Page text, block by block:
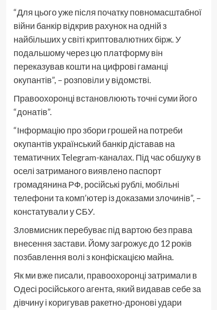
“Для цього уже після початку повномасштабної
війни банкір відкрив рахунок на одній з
найбільших у світі криптовалютних бірж. У
подальшому через цю платформу він
переказував кошти на цифрові гаманці
окупантів”, – розповіли у відомстві.
Правоохоронці встановлюють точні суми його
“донатів”.
“Інформацію про збори грошей на потреби
окупантів український банкір діставав на
тематичних Telegram-каналах. Під час обшуку в
оселі затриманого виявлено паспорт
громадянина РФ, російські рублі, мобільні
телефони та комп’ютер із доказами злочинів”, –
констатували у СБУ.
Зловмисник перебуває під вартою без права
внесення застави. Йому загрожує до 12 років
позбавлення волі з конфіскацією майна.
Як ми вже писали, правоохоронці затримали в
Одесі російського агента, який видавав себе за
дівчину і коригував ракетно-дронові удари